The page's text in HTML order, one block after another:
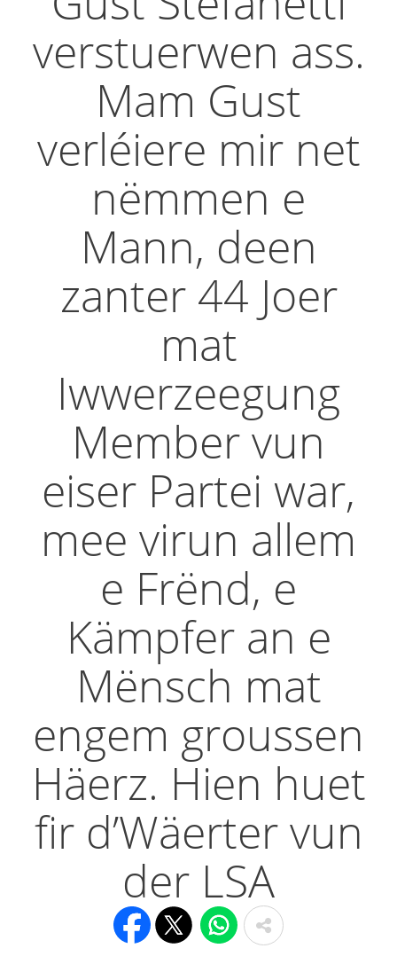
verstuerwen ass.
Mam Gust
verléiere mir net
nëmmen e
Mann, deen
zanter 44 Joer
mat
Iwwerzeegung
Member vun
eiser Partei war,
mee virun allem
e Frënd, e
Kämpfer an e
Mënsch mat
engem groussen
Häerz. Hien huet
fir d’Wäerter vun
der LSA